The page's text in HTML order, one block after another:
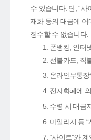
수 있습니다. 단, “사
재화 등의 대금에 어
징수할 수 없습니다.
1. 폰뱅킹, 인터
2. 선불카드, 직
3. 온라인무통장
4. 전자화폐에
5. 수령 시 대금
6. 마일리지 등
7. “사이트”와